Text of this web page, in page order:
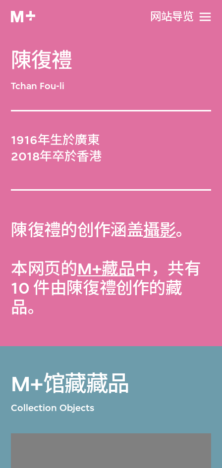
网站导览
陳復禮
Tchan Fou-li
1916年生於廣東
2018年卒於香港
陳復禮的创作涵盖攝影。
本网页的M+藏品中，共有
10 件由陳復禮创作的藏
品。
M+馆藏藏品
Collection Objects